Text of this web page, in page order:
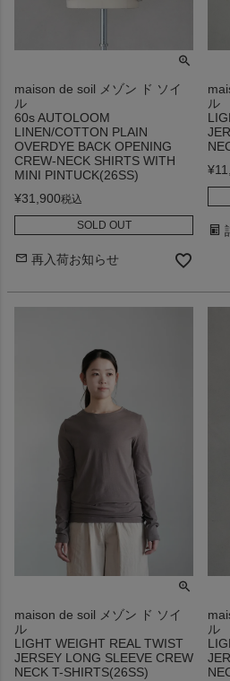
maison de soil メゾン ド ソイ
ル
60s AUTOLOOM
LINEN/COTTON PLAIN
OVERDYE BACK OPENING
CREW-NECK SHIRTS WITH
MINI PINTUCK(26SS)
¥31,900税込
SOLD OUT
再入荷お知らせ
ル
¥
maison de soil メゾン ド ソイ
ル
LIGHT WEIGHT REAL TWIST
JERSEY LONG SLEEVE CREW
NECK T-SHIRTS(26SS)
ル